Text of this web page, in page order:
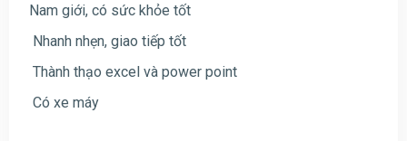
Nam giới, có sức khỏe tốt
Nhanh nhẹn, giao tiếp tốt
Thành thạo excel và power point
Có xe máy